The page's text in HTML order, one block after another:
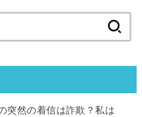
索:
突然の着信は詐欺？私は